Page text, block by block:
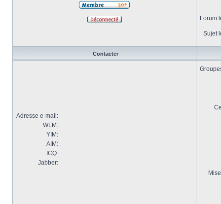
Forum
Sujet
Contacter
Adresse e-mail:
WLM:
YIM:
AIM:
ICQ:
Jabber: